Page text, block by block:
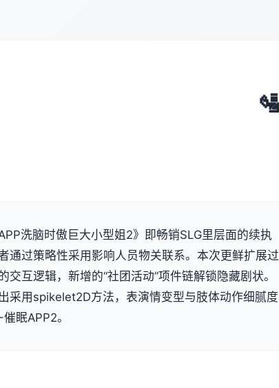
洗脑时傲巨大小型姐2》即畅销SLG里层面的续执
通过策略性采用影响人员物关联系。本次更鲜扩展过
交互逻辑，新增的“社团活动”项件链解锁隐藏剧状。
采用spikelet2D方法，表演情变型与肢体动作细腻度
眠APP2。